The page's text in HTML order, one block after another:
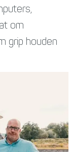
om
grip houden